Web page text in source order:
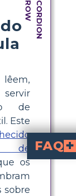
de
Este
de
os
sobre
FAQ